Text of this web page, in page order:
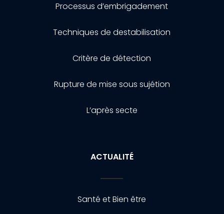
Processus d’embrigadement
Techniques de destabilisation
Critère de détection
Rupture de mise sous sujétion
L’après secte
ACTUALITÉ
Santé et Bien être